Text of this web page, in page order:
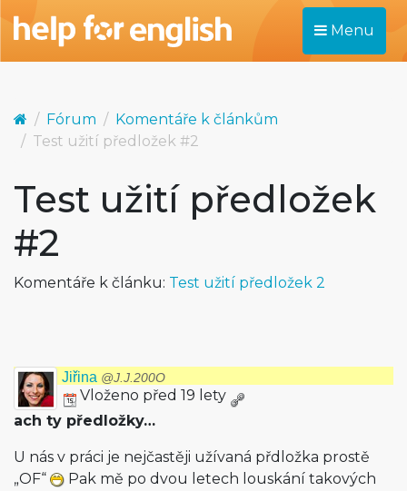
Menu
Fórum
Komentáře k článkům
Test užití předložek #2
Test užití předložek
#2
Komentáře k článku: Test užití předložek 2
Jiřina @J.J.200O
Vloženo před 19 lety
ach ty předložky…
U nás v práci je nejčastěji užívaná přdložka prostě
„OF“
Pak mě po dvou letech louskání takových